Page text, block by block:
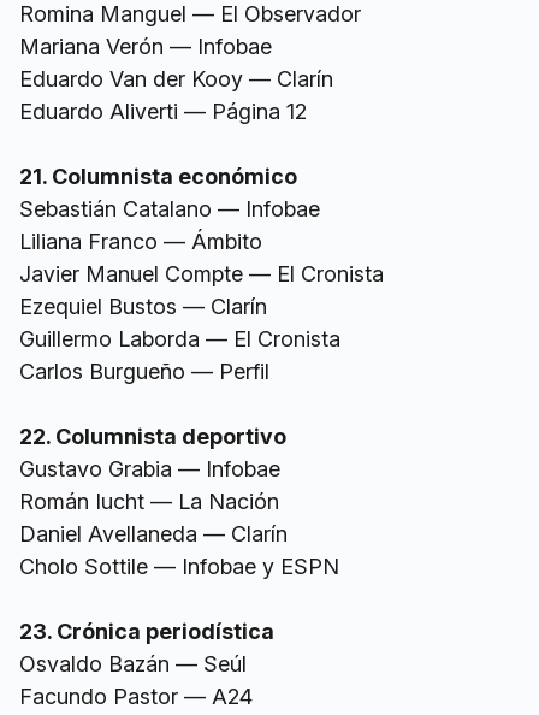
Romina Manguel — El Observador
Mariana Verón — Infobae
Eduardo Van der Kooy — Clarín
Eduardo Aliverti — Página 12
21. Columnista económico
Sebastián Catalano — Infobae
Liliana Franco — Ámbito
Javier Manuel Compte — El Cronista
Ezequiel Bustos — Clarín
Guillermo Laborda — El Cronista
Carlos Burgueño — Perfil
22. Columnista deportivo
Gustavo Grabia — Infobae
Román Iucht — La Nación
Daniel Avellaneda — Clarín
Cholo Sottile — Infobae y ESPN
23. Crónica periodística
Osvaldo Bazán — Seúl
Facundo Pastor — A24